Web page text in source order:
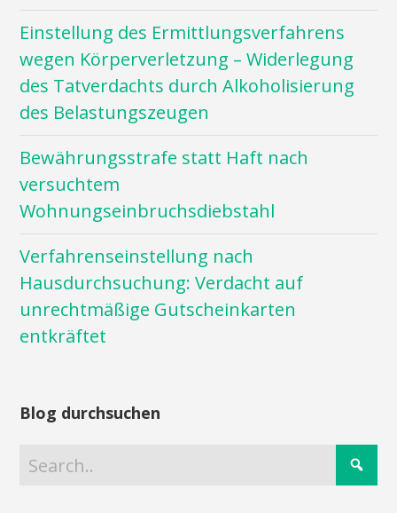
Einstellung des Ermittlungsverfahrens
wegen Körperverletzung – Widerlegung
des Tatverdachts durch Alkoholisierung
des Belastungszeugen
Bewährungsstrafe statt Haft nach
versuchtem
Wohnungseinbruchsdiebstahl
Verfahrenseinstellung nach
Hausdurchsuchung: Verdacht auf
unrechtmäßige Gutscheinkarten
entkräftet
Blog durchsuchen